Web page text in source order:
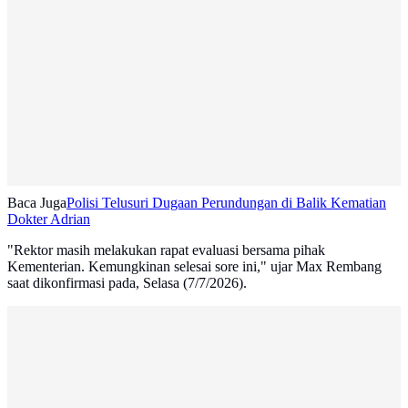
Baca JugaPolisi Telusuri Dugaan Perundungan di Balik Kematian
Dokter Adrian
"Rektor masih melakukan rapat evaluasi bersama pihak
Kementerian. Kemungkinan selesai sore ini," ujar Max Rembang
saat dikonfirmasi pada, Selasa (7/7/2026).